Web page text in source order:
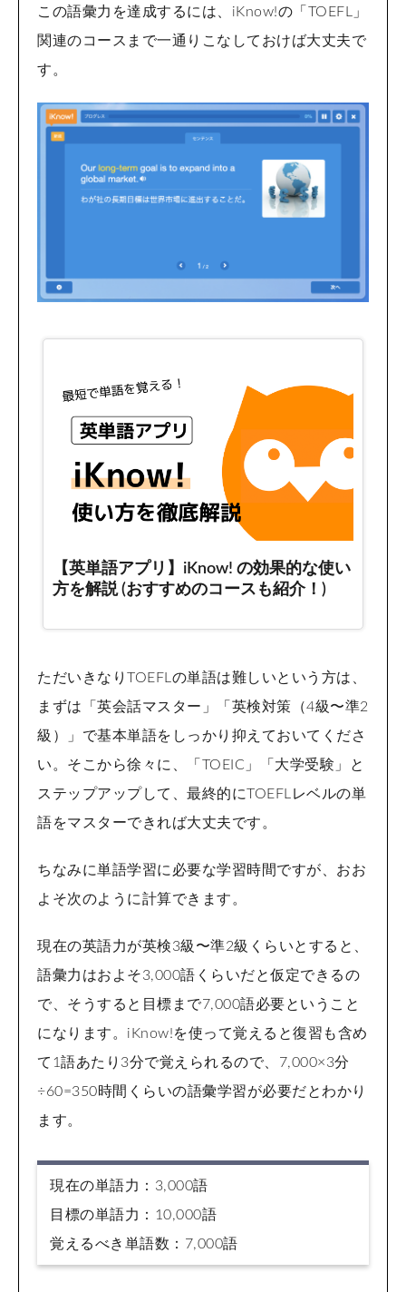
この語彙力を達成するには、iKnow!の「TOEFL」
関連のコースまで一通りこなしておけば大丈夫で
す。
ただいきなりTOEFLの単語は難しいという方は、
まずは「英会話マスター」「英検対策（4級〜準2
級）」で基本単語をしっかり抑えておいてくださ
い。そこから徐々に、「TOEIC」「大学受験」と
ステップアップして、最終的にTOEFLレベルの単
語をマスターできれば大丈夫です。
ちなみに単語学習に必要な学習時間ですが、おお
よそ次のように計算できます。
現在の英語力が英検3級〜準2級くらいとすると、
語彙力はおよそ3,000語くらいだと仮定できるの
で、そうすると目標まで7,000語必要ということ
になります。iKnow!を使って覚えると復習も含め
て1語あたり3分で覚えられるので、7,000×3分
÷60=350時間くらいの語彙学習が必要だとわかり
ます。
現在の単語力：3,000語
目標の単語力：10,000語
覚えるべき単語数：7,000語